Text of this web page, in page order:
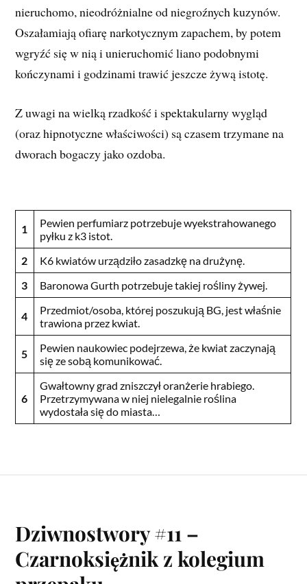
nieruchomo, nieodróżnialne od niegroźnych kuzynów.
Oszałamiają ofiarę narkotycznym zapachem, by potem
wgryźć się w nią i unieruchomić liano podobnymi
kończynami i godzinami trawić jeszcze żywą istotę.
Z uwagi na wielką rzadkość i spektakularny wygląd
(oraz hipnotyczne właściwości) są czasem trzymane na
dworach bogaczy jako ozdoba.
1
Pewien perfumiarz potrzebuje wyekstrahowanego
pyłku z k3 istot.
2
K6 kwiatów urządziło zasadzkę na drużynę.
3
Baronowa Gurth potrzebuje takiej rośliny żywej.
4
Przedmiot/osoba, której poszukują BG, jest właśnie
trawiona przez kwiat.
5
Pewien naukowiec podejrzewa, że kwiat zaczynają
się ze sobą komunikować.
6
Gwałtowny grad zniszczył oranżerie hrabiego.
Przetrzymywana w niej nielegalnie roślina
wydostała się do miasta…
Dziwnostwory #11 –
Czarnoksiężnik z kolegium